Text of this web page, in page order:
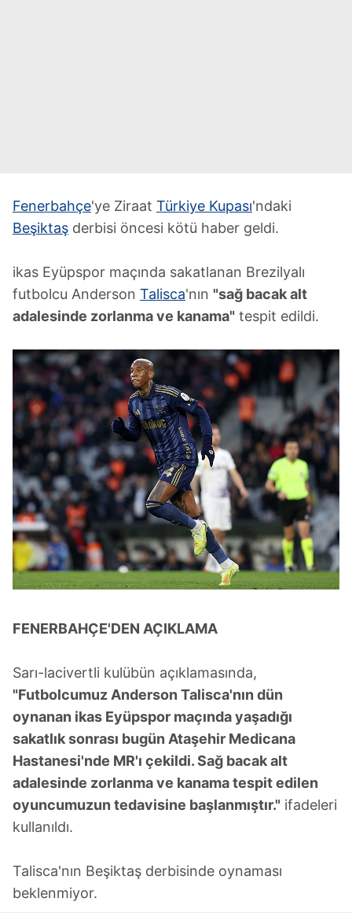
Fenerbahçe'ye Ziraat Türkiye Kupası'ndaki
Beşiktaş derbisi öncesi kötü haber geldi.
ikas Eyüpspor maçında sakatlanan Brezilyalı
futbolcu Anderson Talisca'nın "sağ bacak alt
adalesinde zorlanma ve kanama" tespit edildi.
FENERBAHÇE'DEN AÇIKLAMA
Sarı-lacivertli kulübün açıklamasında,
"Futbolcumuz Anderson Talisca'nın dün
oynanan ikas Eyüpspor maçında yaşadığı
sakatlık sonrası bugün Ataşehir Medicana
Hastanesi'nde MR'ı çekildi. Sağ bacak alt
adalesinde zorlanma ve kanama tespit edilen
oyuncumuzun tedavisine başlanmıştır." ifadeleri
kullanıldı.
Talisca'nın Beşiktaş derbisinde oynaması
beklenmiyor.